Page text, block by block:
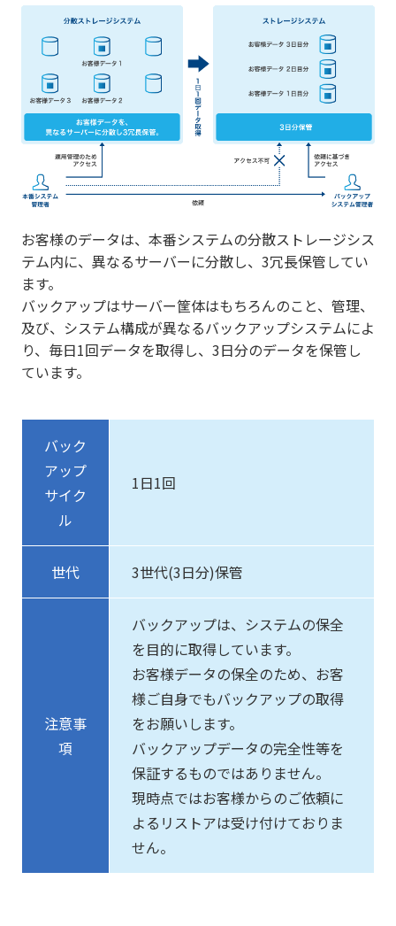
お客様のデータは、本番システムの分散ストレージシス
テム内に、異なるサーバーに分散し、3冗長保管してい
ます。
バックアップはサーバー筐体はもちろんのこと、管理、
及び、システム構成が異なるバックアップシステムによ
り、毎日1回データを取得し、3日分のデータを保管し
ています。
バック
アップ
サイク
ル
1日1回
世代 3世代(3日分)保管
注意事
項
バックアップは、システムの保全
を目的に取得しています。
お客様データの保全のため、お客
様ご自身でもバックアップの取得
をお願いします。
バックアップデータの完全性等を
保証するものではありません。
現時点ではお客様からのご依頼に
よるリストアは受け付けておりま
せん。